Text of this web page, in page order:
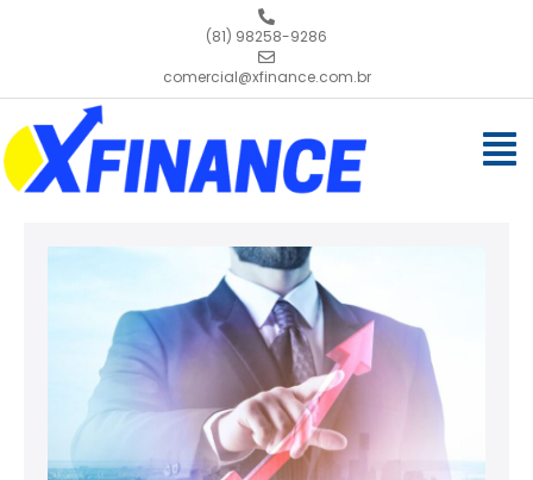
(81) 98258-9286
comercial@xfinance.com.br